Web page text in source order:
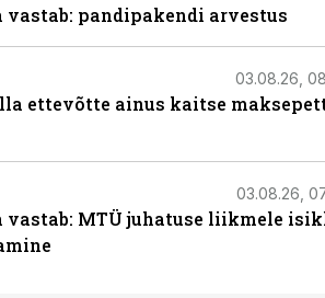
vastab: pandipakendi arvestus
03.08.26,
ettevõtte ainus kaitse
03.08.26,
vastab: MTÜ juhatuse liikmele